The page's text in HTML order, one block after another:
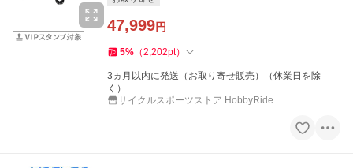
47,999円
5% （2,202pt）
3ヵ月以内に発送（お取り寄せ販売）（休業日を除
く）
サイクルスポーツストア HobbyRide